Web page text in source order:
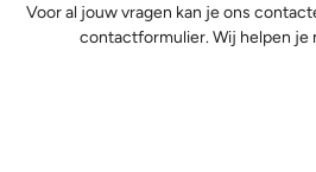
Voor al jouw vragen kan je ons
contactformulier. Wij helpen je